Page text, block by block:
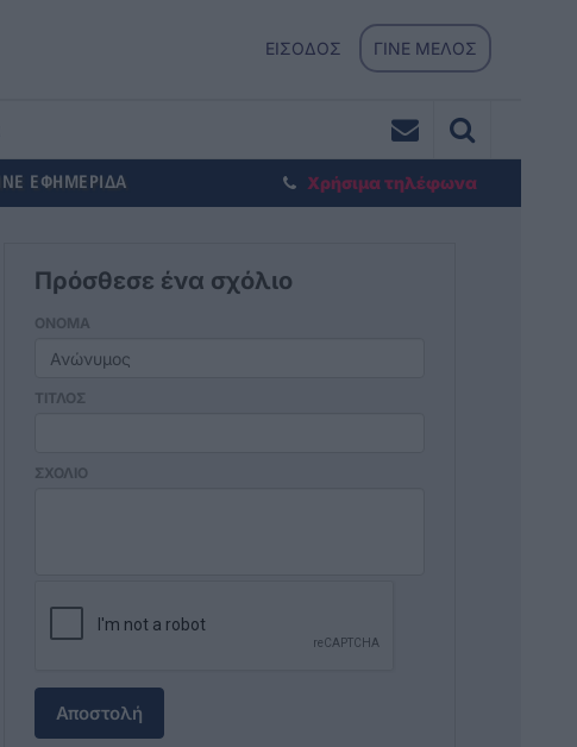
ΕΙΣΟΔΟΣ ΓΙΝΕ ΜΕΛΟΣ
ΕΦΗΜΕΡΙΔΑ Χρήσιμα τηλέφωνα
Πρόσθεσε ένα σχόλιο
ΟΝΟΜΑ
ΤΙΤΛΟΣ
ΣΧΟΛΙΟ
Αποστολή